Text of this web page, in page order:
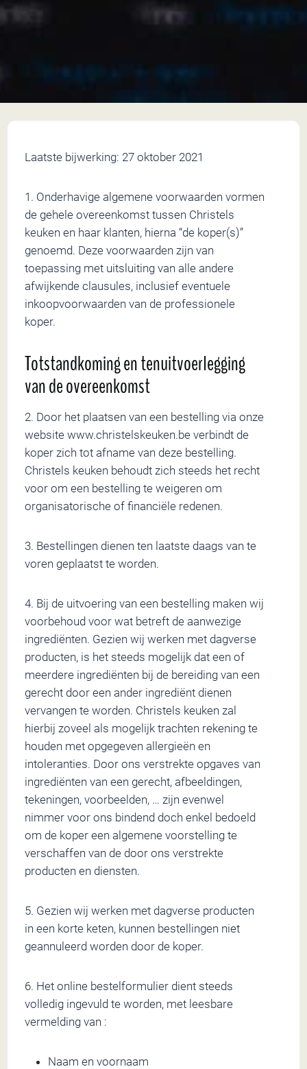
Laatste bijwerking: 27 oktober 2021
1. Onderhavige algemene voorwaarden vormen
de gehele overeenkomst tussen Christels
keuken en haar klanten, hierna “de koper(s)”
genoemd. Deze voorwaarden zijn van
toepassing met uitsluiting van alle andere
afwijkende clausules, inclusief eventuele
inkoopvoorwaarden van de professionele
koper.
Totstandkoming en tenuitvoerlegging
van de overeenkomst
2. Door het plaatsen van een bestelling via onze
website www.christelskeuken.be verbindt de
koper zich tot afname van deze bestelling.
Christels keuken behoudt zich steeds het recht
voor om een bestelling te weigeren om
organisatorische of financiële redenen.
3. Bestellingen dienen ten laatste daags van te
voren geplaatst te worden.
4. Bij de uitvoering van een bestelling maken wij
voorbehoud voor wat betreft de aanwezige
ingrediënten. Gezien wij werken met dagverse
producten, is het steeds mogelijk dat een of
meerdere ingrediënten bij de bereiding van een
gerecht door een ander ingrediënt dienen
vervangen te worden. Christels keuken zal
hierbij zoveel als mogelijk trachten rekening te
houden met opgegeven allergieën en
intoleranties. Door ons verstrekte opgaves van
ingrediënten van een gerecht, afbeeldingen,
tekeningen, voorbeelden, … zijn evenwel
nimmer voor ons bindend doch enkel bedoeld
om de koper een algemene voorstelling te
verschaffen van de door ons verstrekte
producten en diensten.
5. Gezien wij werken met dagverse producten
in een korte keten, kunnen bestellingen niet
geannuleerd worden door de koper.
6. Het online bestelformulier dient steeds
volledig ingevuld te worden, met leesbare
vermelding van :
Naam en voornaam